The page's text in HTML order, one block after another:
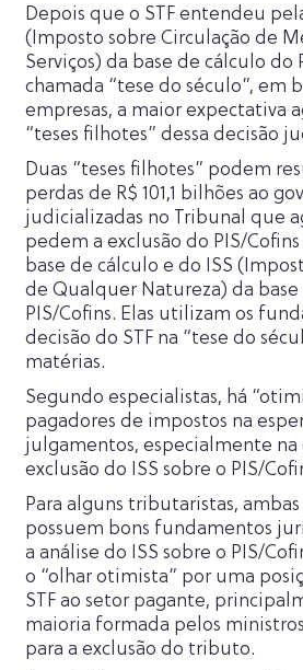
Depois que o STF entendeu
(Imposto sobre Circulação de
Serviços) da base de cálculo do
chamada “tese do século”, em
empresas, a maior expectativa
“teses filhotes” dessa decisão
Duas “teses filhotes” podem
perdas de R$ 101,1 bilhões ao
judicializadas no Tribunal que
pedem a exclusão do PIS/
base de cálculo e do ISS
de Qualquer Natureza) da
PIS/Cofins. Elas utilizam os
decisão do STF na “tese do
matérias.
Segundo especialistas, há
pagadores de impostos na
julgamentos, especialmente na
exclusão do ISS sobre o PIS/
Para alguns tributaristas,
possuem bons fundamentos
a análise do ISS sobre o PIS/
o “olhar otimista” por uma
STF ao setor pagante,
maioria formada pelos
para a exclusão do tributo.